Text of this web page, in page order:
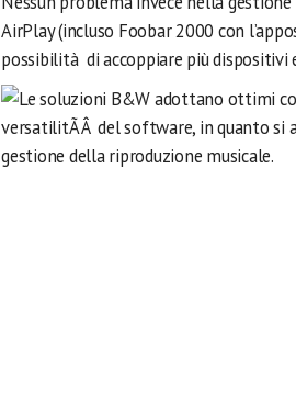
AirPlay (incluso Foobar 2000 con
possibilità di accoppiare più dispositivi